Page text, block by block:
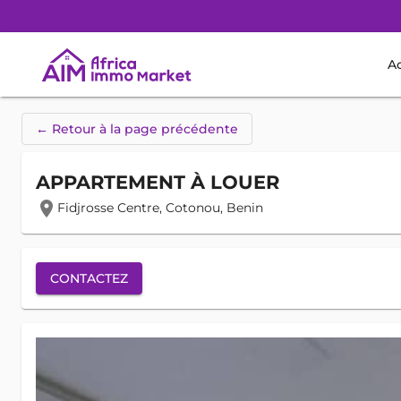
← Retour à la page précédente
APPARTEMENT À LOUER
location_on Fidjrosse Centre, Cotonou, Benin
CONTACTEZ